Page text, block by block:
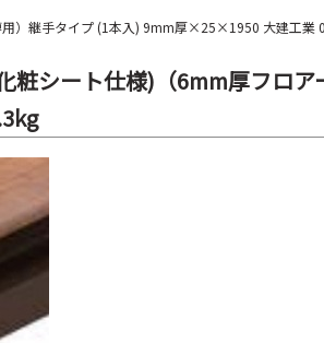
用）継手タイプ (1本入) 9mm厚×25×1950 大建工業
粧シート仕様)（6mm厚フロア